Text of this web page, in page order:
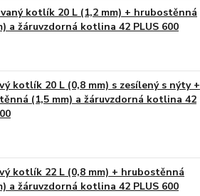
kotlík 20 L (1,2 mm) + hrubostěnná
a žáruvzdorná kotlina 42 PLUS 600
kotlík 20 L (0,8 mm) s zesílený s nýty +
(1,5 mm) a žáruvzdorná kotlina 42
kotlík 22 L (0,8 mm) + hrubostěnná
a žáruvzdorná kotlina 42 PLUS 600